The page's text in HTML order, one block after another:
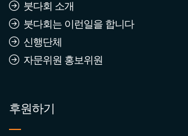
붓다회 소개
붓다회는 이런일을 합니다
신행단체
자문위원 홍보위원
후원하기